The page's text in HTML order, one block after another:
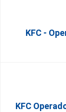
KFC -
KFC